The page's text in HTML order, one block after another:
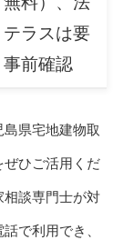
テラスは要
事前確認
県宅地建物取
ぜひご活用くだ
相談専門士が対
で利用でき、